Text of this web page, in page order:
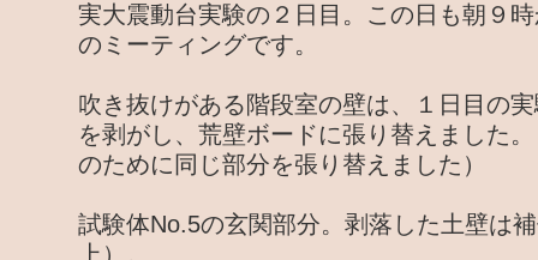
実大震動台実験の２日目。この日も朝９
のミーティングです。
吹き抜けがある階段室の壁は、１日目の
を剥がし、荒壁ボードに張り替えました
のために同じ部分を張り替えました）
試験体No.5の玄関部分。剥落した土壁は
上）。